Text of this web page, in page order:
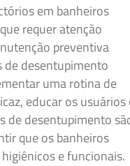
em banheiros
requer atenção
preventiva
de desentupimento
uma rotina de
educar os usuários
de desentupimento
que os banheiros
e funcionais.